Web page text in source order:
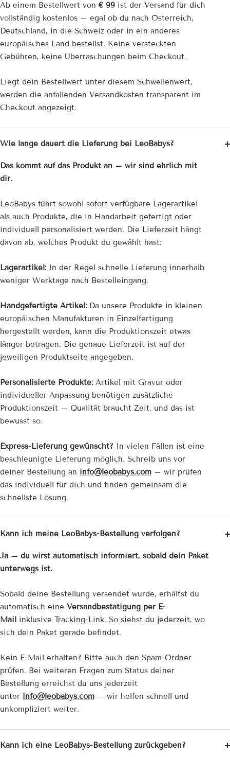
Ab einem Bestellwert von € 99 ist der Versand für dich
vollständig kostenlos – egal ob du nach Österreich,
Deutschland, in die Schweiz oder in ein anderes
europäisches Land bestellst. Keine versteckten
Gebühren, keine Überraschungen beim Checkout.
Liegt dein Bestellwert unter diesem Schwellenwert,
werden die anfallenden Versandkosten transparent im
Checkout angezeigt.
Wie lange dauert die Lieferung bei LeoBabys?
Das kommt auf das Produkt an – wir sind ehrlich mit
dir.
LeoBabys führt sowohl sofort verfügbare Lagerartikel
als auch Produkte, die in Handarbeit gefertigt oder
individuell personalisiert werden. Die Lieferzeit hängt
davon ab, welches Produkt du gewählt hast:
Lagerartikel: In der Regel schnelle Lieferung innerhalb
weniger Werktage nach Bestelleingang.
Handgefertigte Artikel: Da unsere Produkte in kleinen
europäischen Manufakturen in Einzelfertigung
hergestellt werden, kann die Produktionszeit etwas
länger betragen. Die genaue Lieferzeit ist auf der
jeweiligen Produktseite angegeben.
Personalisierte Produkte: Artikel mit Gravur oder
individueller Anpassung benötigen zusätzliche
Produktionszeit – Qualität braucht Zeit, und das ist
bewusst so.
Express-Lieferung gewünscht? In vielen Fällen ist eine
beschleunigte Lieferung möglich. Schreib uns vor
deiner Bestellung an info@leobabys.com – wir prüfen
das individuell für dich und finden gemeinsam die
schnellste Lösung.
Kann ich meine LeoBabys-Bestellung verfolgen?
Ja – du wirst automatisch informiert, sobald dein Paket
unterwegs ist.
Sobald deine Bestellung versendet wurde, erhältst du
automatisch eine Versandbestätigung per E-
Mail
inklusive Tracking-Link. So siehst du jederzeit, wo
sich dein Paket gerade befindet.
Kein E-Mail erhalten? Bitte auch den Spam-Ordner
prüfen. Bei weiteren Fragen zum Status deiner
Bestellung erreichst du uns jederzeit
unter info@leobabys.com – wir helfen schnell und
unkompliziert weiter.
Kann ich eine LeoBabys-Bestellung zurückgeben?